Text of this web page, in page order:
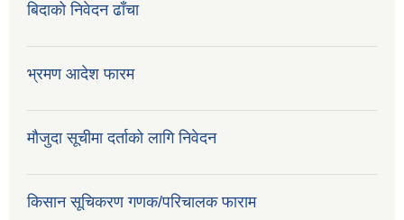
बिदाको निवेदन ढाँचा
भ्रमण आदेश फारम
मौजुदा सूचीमा दर्ताको लागि निवेदन
किसान सूचिकरण गणक/परिचालक फाराम